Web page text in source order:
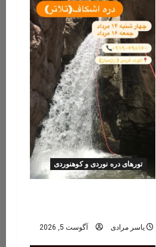
a
t
i
o
n
تورهای دره نوردی و کوهنوردی
یاسر مرادی آگوست 5, 2026